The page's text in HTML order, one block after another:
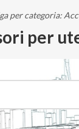
per categoria:
per